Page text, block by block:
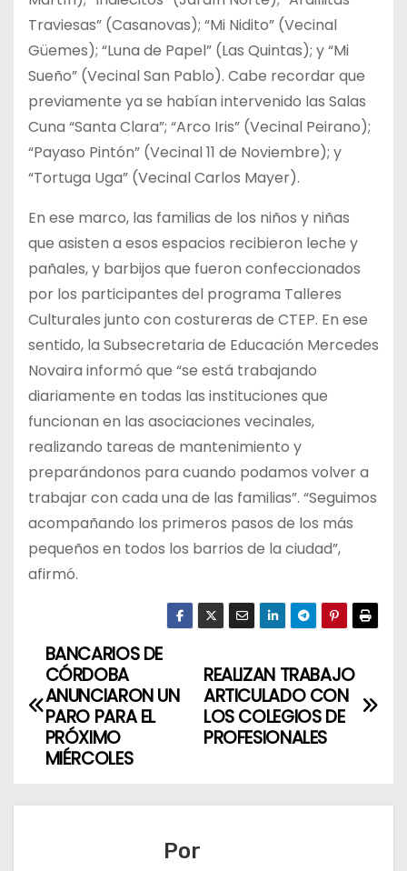
Traviesas” (Casanovas); “Mi Nidito” (Vecinal
Güemes); “Luna de Papel” (Las Quintas); y “Mi
Sueño” (Vecinal San Pablo). Cabe recordar que
previamente ya se habían intervenido las Salas
Cuna “Santa Clara”; “Arco Iris” (Vecinal Peirano);
“Payaso Pintón” (Vecinal 11 de Noviembre); y
“Tortuga Uga” (Vecinal Carlos Mayer).
En ese marco, las familias de los niños y niñas
que asisten a esos espacios recibieron leche y
pañales, y barbijos que fueron confeccionados
por los participantes del programa Talleres
Culturales junto con costureras de CTEP. En ese
sentido, la Subsecretaria de Educación Mercedes
Novaira informó que “se está trabajando
diariamente en todas las instituciones que
funcionan en las asociaciones vecinales,
realizando tareas de mantenimiento y
preparándonos para cuando podamos volver a
trabajar con cada una de las familias”. “Seguimos
acompañando los primeros pasos de los más
pequeños en todos los barrios de la ciudad”,
afirmó.
N
a
g
REALIZAN TRABAJO
ARTICULADO CON
LOS COLEGIOS DE
PROFESIONALES
BANCARIOS DE
CÓRDOBA
ANUNCIARON UN
PARO PARA EL
PRÓXIMO
MIÉRCOLES
Por